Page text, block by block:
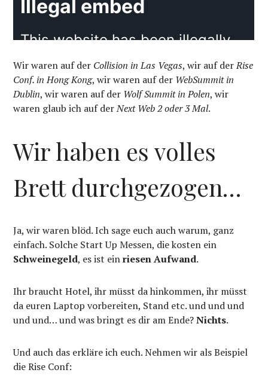
Wir waren auf der Collision in Las Vegas, wir auf derRise
Conf. in Hong Kong, wir waren auf der WebSummit in
Dublin, wir waren auf der Wolf Summit in Polen, wir
waren glaub ich auf derNext Web 2 oder 3 Mal.
Wir haben es volles
Brett durchgezogen…
Ja, wir waren blöd. Ich sage euch auch warum, ganz
einfach. Solche Start Up Messen, die kosten ein
Schweinegeld, es ist einriesen Aufwand.
Ihr braucht Hotel, ihr müsst da hinkommen, ihr müsst
da euren Laptop vorbereiten, Stand etc. und und und
und und… und was bringt es dir am Ende?Nichts.
Und auch das erkläre ich euch. Nehmen wir als Beispiel
die Rise Conf: